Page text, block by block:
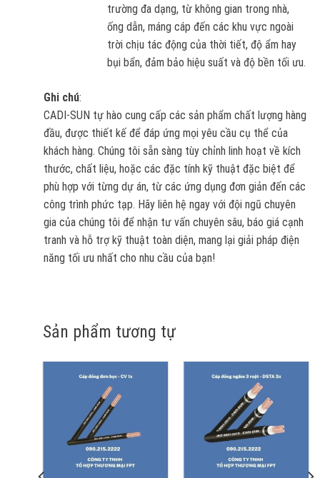
trường đa dạng, từ không gian trong nhà,
ống dẫn, máng cáp đến các khu vực ngoài
trời chịu tác động của thời tiết, độ ẩm hay
bụi bẩn, đảm bảo hiệu suất và độ bền tối ưu.
Ghi chú:
CADI-SUN tự hào cung cấp các sản phẩm chất lượng hàng
đầu, được thiết kế để đáp ứng mọi yêu cầu cụ thể của
khách hàng. Chúng tôi sẵn sàng tùy chỉnh linh hoạt về kích
thước, chất liệu, hoặc các đặc tính kỹ thuật đặc biệt để
phù hợp với từng dự án, từ các ứng dụng đơn giản đến các
công trình phức tạp. Hãy liên hệ ngay với đội ngũ chuyên
gia của chúng tôi để nhận tư vấn chuyên sâu, báo giá cạnh
tranh và hỗ trợ kỹ thuật toàn diện, mang lại giải pháp điện
năng tối ưu nhất cho nhu cầu của bạn!
Sản phẩm tương tự